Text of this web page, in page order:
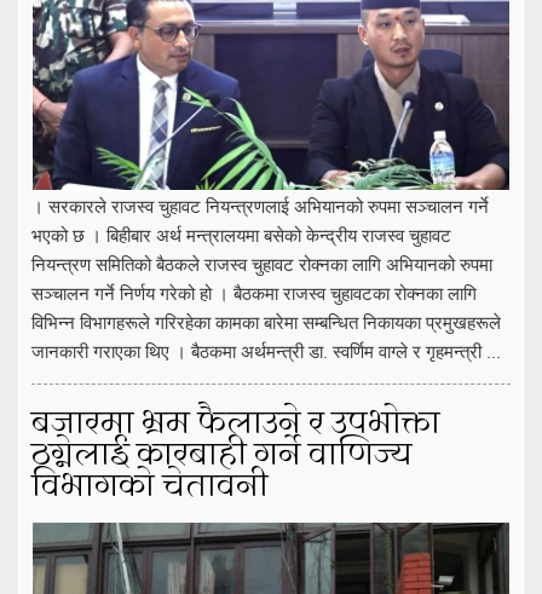
। सरकारले राजस्व चुहावट नियन्त्रणलाई अभियानको रुपमा सञ्चालन गर्ने
भएको छ । बिहीबार अर्थ मन्त्रालयमा बसेको केन्द्रीय राजस्व चुहावट
नियन्त्रण समितिको बैठकले राजस्व चुहावट रोक्नका लागि अभियानको रुपमा
सञ्चालन गर्ने निर्णय गरेको हो । बैठकमा राजस्व चुहावटका रोक्नका लागि
विभिन्न विभागहरूले गरिरहेका कामका बारेमा सम्बन्धित निकायका प्रमुखहरूले
जानकारी गराएका थिए । बैठकमा अर्थमन्त्री डा. स्वर्णिम वाग्ले र गृहमन्त्री ...
बजारमा भ्रम फैलाउने र उपभोक्ता
ठग्नेलाई कारबाही गर्ने वाणिज्य
विभागको चेतावनी